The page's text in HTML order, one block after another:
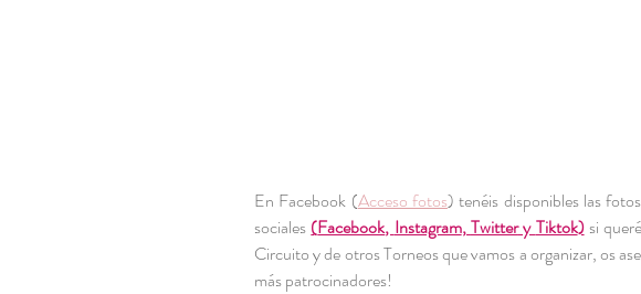
En Facebook (Acceso fotos) tenéis disponibles las
sociales (Facebook, Instagram, Twitter y Tiktok) si
Circuito y de otros Torneos que vamos a organizar, os
más patrocinadores!